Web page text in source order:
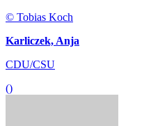
© Tobias Koch
Karliczek, Anja
CDU/CSU
()